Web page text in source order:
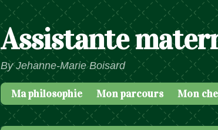
Assistante
By Jehanne-Marie Boisard
Menu
Passer au contenu
Ma philosophie Mon parcours Mon